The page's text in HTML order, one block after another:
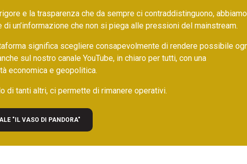
e la trasparenza che da sempre ci contraddistinguono, abbiamo
un’informazione che non si piega alle pressioni del mainstream.
significa scegliere consapevolmente di rendere possibile
sul nostro canale YouTube, in chiaro per tutti, con una
economica e geopolitica.
di tanti altri, ci permette di rimanere operativi.
"IL VASO DI PANDORA"